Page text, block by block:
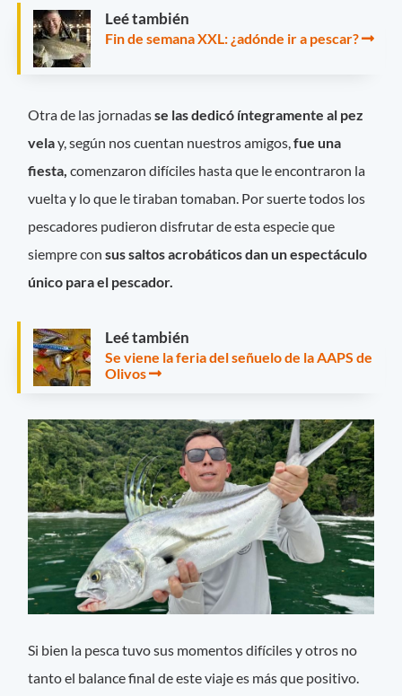
Leé también
Fin de semana XXL: ¿adónde ir a pescar?
Otra de las jornadasse las dedicó íntegramente al pez
velay, según nos cuentan nuestros amigos,fue una
fiesta,comenzaron difíciles hasta que le encontraron la
vuelta y lo que le tiraban tomaban. Por suerte todos los
pescadores pudieron disfrutar de esta especie que
siempre consus saltos acrobáticos dan un espectáculo
único para el pescador.
Leé también
Se viene la feria del señuelo de la AAPS de
Olivos
Si bien la pesca tuvo sus momentos difíciles y otros no
tanto el balance final de este viaje es más que positivo.